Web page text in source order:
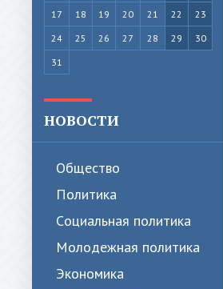
17
18 19 20 21 22
23
24
25 26 27 28 29
30
31
НОВОСТИ
Общество
Политика
Cоциальная политика
Молодежная политика
Экономика